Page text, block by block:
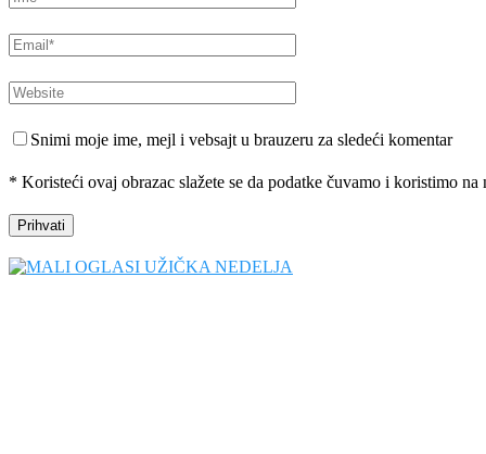
Snimi moje ime, mejl i vebsajt u brauzeru za sledeći komentar
* Koristeći ovaj obrazac slažete se da podatke čuvamo i koristimo na